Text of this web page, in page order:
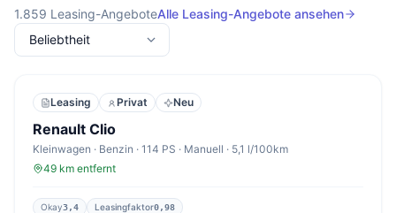
1.859 Leasing-AngeboteAlle Leasing-Angebote ansehen
Leasing Privat Neu
Renault Clio
Kleinwagen · Benzin · 114 PS · Manuell · 5,1 l/100km
49 km entfernt
Okay3,4 Leasingfaktor0,98